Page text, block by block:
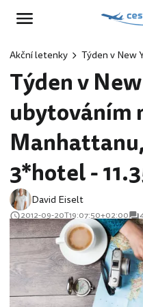
Akční letenky Týden v New
Týden v
ubytováním
3*hotel -
David Eiselt
2012-09-20T19:07:50+02:00